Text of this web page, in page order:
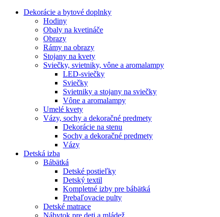
Dekorácie a bytové doplnky
Hodiny
Obaly na kvetináče
Obrazy
Rámy na obrazy
Stojany na kvety
Sviečky, svietniky, vône a aromalampy
LED-sviečky
Sviečky
Svietniky a stojany na sviečky
Vône a aromalampy
Umelé kvety
Vázy, sochy a dekoračné predmety
Dekorácie na stenu
Sochy a dekoračné predmety
Vázy
Detská izba
Bábätká
Detské postieľky
Detský textil
Kompletné izby pre bábätká
Prebaľovacie pulty
Detské matrace
Nábytok pre deti a mládež